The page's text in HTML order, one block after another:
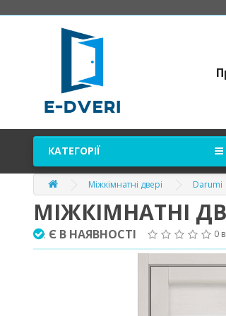
КАТЕГОРІЇ
Міжкімнатні двері Darumi
МІЖКІМНАТНІ
: Є В НАЯВНОСТІ 0